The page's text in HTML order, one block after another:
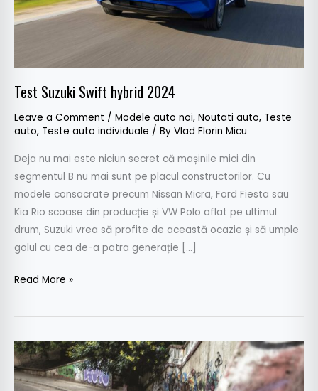
Test Suzuki Swift hybrid 2024
Leave a Comment / Modele auto noi, Noutati auto, Teste
auto, Teste auto individuale / By Vlad Florin Micu
Deja nu mai este niciun secret că mașinile mici din
segmentul B nu mai sunt pe placul constructorilor. Cu
modele consacrate precum Nissan Micra, Ford Fiesta sau
Kia Rio scoase din producție și VW Polo aflat pe ultimul
drum, Suzuki vrea să profite de această ocazie și să umple
golul cu cea de-a patra generație […]
Read More »
Test
drive
Suzuki